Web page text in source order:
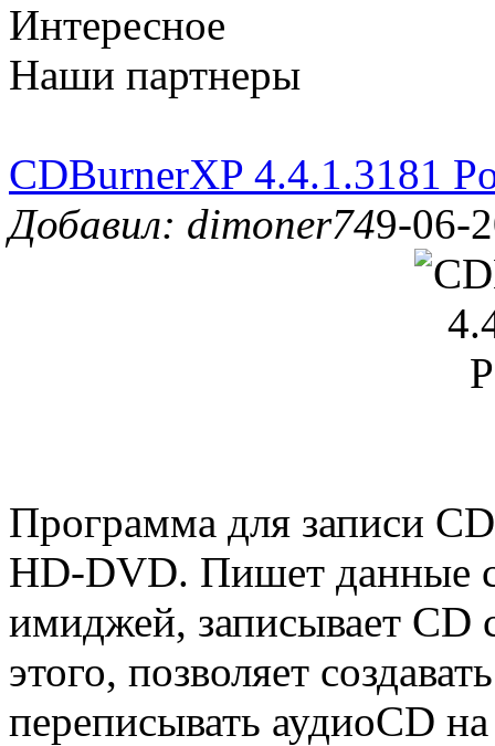
Интересное
Наши партнеры
CDBurnerXP 4.4.1.3181
Добавил: dimoner749-06-
Программа для записи
HD-DVD. Пишет данные
имиджей, записывает
этого, позволяет
переписывать аудиоCD